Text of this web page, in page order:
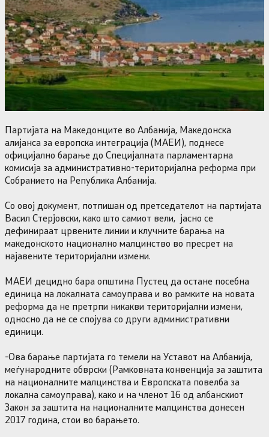
Партијата на Македонците во Албанија, Македонска
алијанса за европска интеграција (МАЕИ), поднесе
официјално барање до Специјалната парламентарна
комисија за административно-територијална реформа при
Собранието на Република Албанија.
Со овој документ, потпишан од претседателот на партијата
Васил Стерјовски, како што самиот вели, јасно се
дефинираат црвените линии и клучните барања на
македонското национално малцинство во пресрет на
најавените територијални измени.
МАЕИ децидно бара општина Пустец да остане посебна
единица на локалната самоуправа и во рамките на новата
реформа да не претрпи никакви територијални измени,
односно да не се спојува со други административни
единици.
-Ова барање партијата го темели на Уставот на Албанија,
меѓународните обврски (Рамковната конвенција за заштита
на националните малцинства и Европската повелба за
локална самоуправа), како и на членот 16 од албанскиот
Закон за заштита на националните малцинства донесен
2017 година, стои во барањето.